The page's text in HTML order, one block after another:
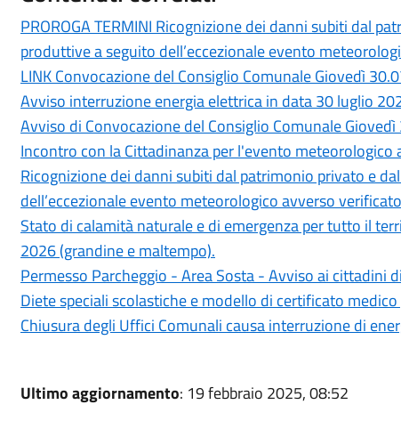
PROROGA TERMINI Ricognizione dei danni subiti dal
produttive a seguito dell’eccezionale evento
LINK Convocazione del Consiglio Comunale Giovedì
Avviso interruzione energia elettrica in data 30 luglio
Avviso di Convocazione del Consiglio Comunale
Incontro con la Cittadinanza per l'evento
Ricognizione dei danni subiti dal patrimonio privato e
dell’eccezionale evento meteorologico avverso
Stato di calamità naturale e di emergenza per tutto il
2026 (grandine e maltempo).
Permesso Parcheggio - Area Sosta - Avviso ai cittadini
Diete speciali scolastiche e modello di certificato
Chiusura degli Uffici Comunali causa interruzione di
Ultimo aggiornamento: 19 febbraio 2025, 08:52